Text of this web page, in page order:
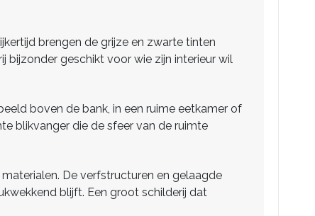
brengen de grijze en zwarte tinten
bijzonder geschikt voor wie zijn interieur wil
boven de bank, in een ruime eetkamer of
blikvanger die de sfeer van de ruimte
De verfstructuren en gelaagde
blijft. Een groot schilderij dat